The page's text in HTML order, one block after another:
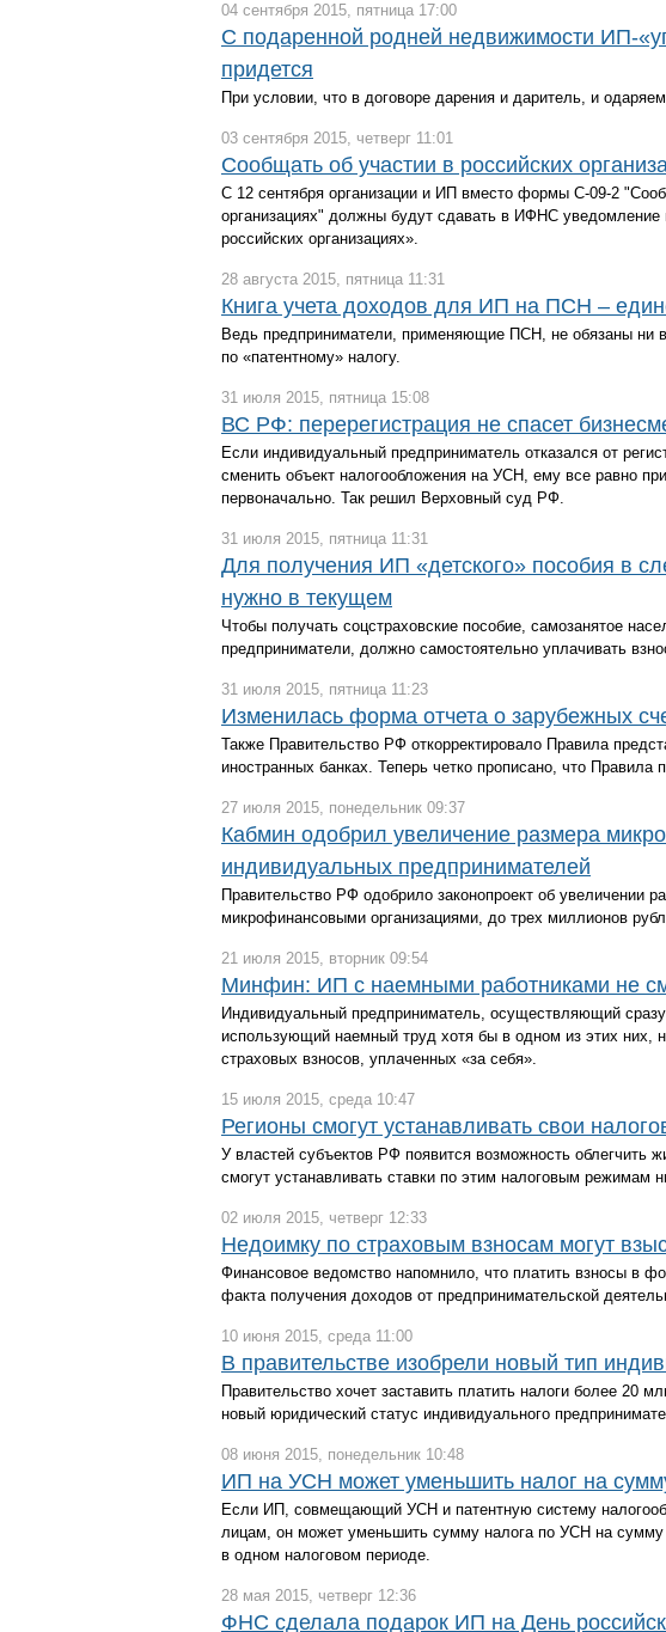
04 сентября 2015, пятница 17:00
С подаренной родней недвижимости ИП-
придется
При условии, что в договоре дарения и даритель, и
03 сентября 2015, четверг 11:01
Сообщать об участии в российских
С 12 сентября организации и ИП вместо формы С-09-2
организациях" должны будут сдавать в ИФНС
российских организациях».
28 августа 2015, пятница 11:31
Книга учета доходов для ИП на ПСН –
Ведь предприниматели, применяющие ПСН, не обязаны ни
по «патентному» налогу.
31 июля 2015, пятница 15:08
ВС РФ: перерегистрация не спасет
Если индивидуальный предприниматель отказался от
сменить объект налогообложения на УСН, ему все равно
первоначально. Так решил Верховный суд РФ.
31 июля 2015, пятница 11:31
Для получения ИП «детского» пособия в
нужно в текущем
Чтобы получать соцстраховские пособие, самозанятое
предприниматели, должно самостоятельно уплачивать
31 июля 2015, пятница 11:23
Изменилась форма отчета о зарубежных
Также Правительство РФ откорректировало Правила
иностранных банках. Теперь четко прописано, что
27 июля 2015, понедельник 09:37
Кабмин одобрил увеличение размера
индивидуальных предпринимателей
Правительство РФ одобрило законопроект об увеличении
микрофинансовыми организациями, до трех миллионов
21 июля 2015, вторник 09:54
Минфин: ИП с наемными работниками не
Индивидуальный предприниматель, осуществляющий
использующий наемный труд хотя бы в одном из этих
страховых взносов, уплаченных «за себя».
15 июля 2015, среда 10:47
Регионы смогут устанавливать свои
У властей субъектов РФ появится возможность
смогут устанавливать ставки по этим налоговым режимам
02 июля 2015, четверг 12:33
Недоимку по страховым взносам могут
Финансовое ведомство напомнило, что платить взносы в
факта получения доходов от предпринимательской
10 июня 2015, среда 11:00
В правительстве изобрели новый тип
Правительство хочет заставить платить налоги более 20
новый юридический статус индивидуального
08 июня 2015, понедельник 10:48
ИП на УСН может уменьшить налог на
Если ИП, совмещающий УСН и патентную систему
лицам, он может уменьшить сумму налога по УСН на сумму
в одном налоговом периоде.
28 мая 2015, четверг 12:36
ФНС сделала подарок ИП на День